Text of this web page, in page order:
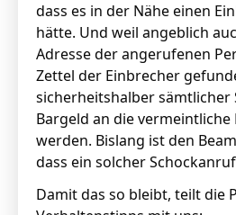
dass es in der Nähe einen
hätte. Und weil angeblich
Adresse der angerufenen
Zettel der Einbrecher
sicherheitshalber sämtlicher
Bargeld an die
werden. Bislang ist den
dass ein solcher
Damit das so bleibt, teilt die